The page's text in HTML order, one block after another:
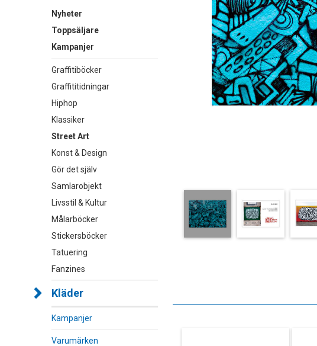
Nyheter
Toppsäljare
Kampanjer
Graffitiböcker
Graffititidningar
Hiphop
Klassiker
Street Art
Konst & Design
Gör det själv
Samlarobjekt
Livsstil & Kultur
Målarböcker
Stickersböcker
Tatuering
Fanzines
Kläder
Kampanjer
Varumärken